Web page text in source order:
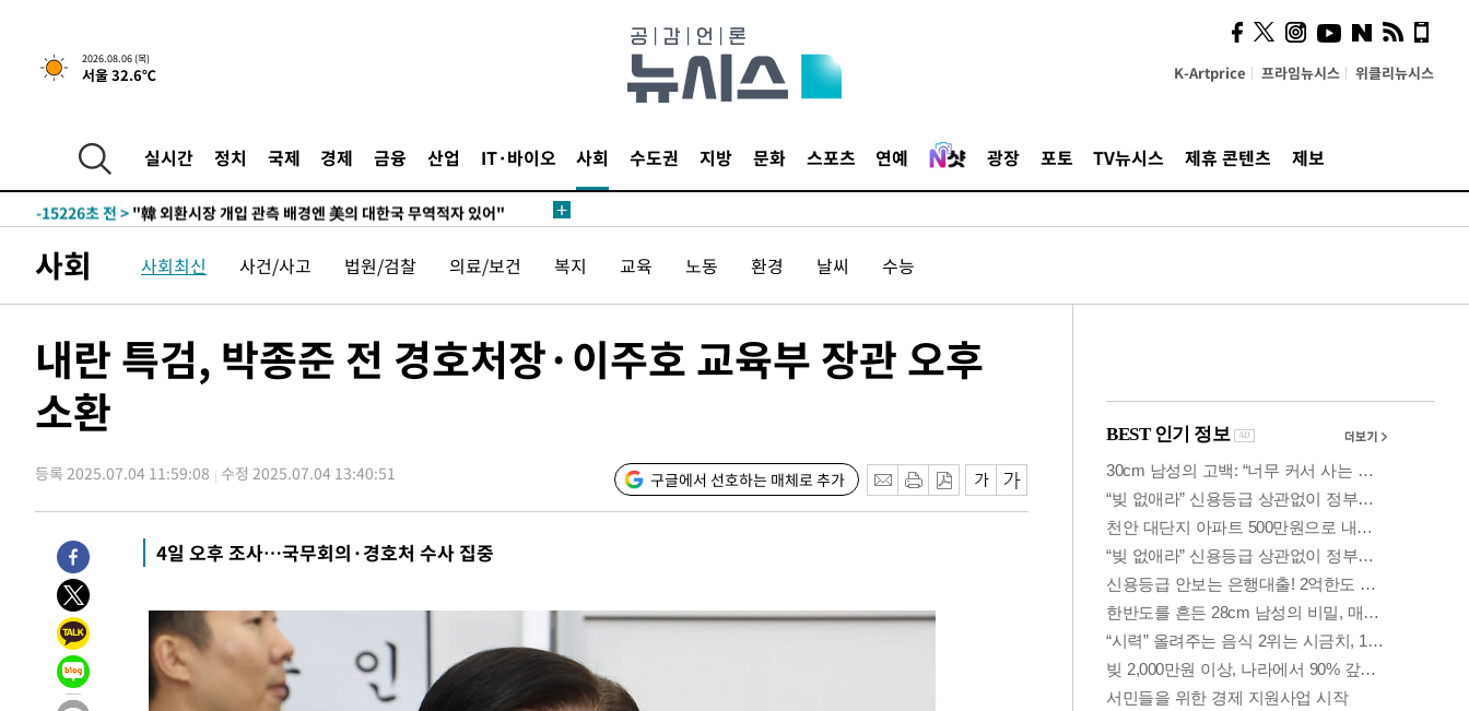
2026.08.06 (목)
서울 32.6℃ K-Artprice 프라임뉴시스 위클리뉴시스
실시간 정치 국제 경제 금융 산업 IT·바이오 사회 수도권 지방 문화 스포츠 연예 광장 포토 TV뉴시스 제휴 콘텐츠 제보
화"
-18373초 전 >日방위성, 北이 동해로 쏜 발사체는 탄도미사일 가능성
-16803초 전 >[속보] SKT, 에이닷 서비스 장애 발생…"원인 파악 중"
-15605초 전 >
'낮 최고 39도' 불볕더위…한밤 열대야도 계속[내일날씨]
-15564초 전 >
-15226초 전 > "韓 외환시장 개입 관측 배경엔 美의 대한국 무역적자 있어"
-14893초 전 >
서울 낮 37.9도, 올여름 최고치 경신…영등포 순간 '40도'
-14455초 전 >[속보]종합특검, 대검 추가 압수수색…내란 중요임무종사 혐의
-10480초 전 >[속보]코스피, 301.88포인트(4.58%) 내린 6296.38 마감
-10345초 전 >
-7944초 전 >
40분 전 >내일까지 39도 '펄펄'…기상청 "태풍 지나며 폭염 잠시 꺾인다"
46분 전 >트럼프, 한국계 진보 주지사 후보 맹공…"공산주의가 최대 위협"
46분 전 >
"美간섭에 합의 지연"…트럼프, '이란 호르무즈 통제권' 수용할까
1시간 전 >
2시간 전 >
[속보]경찰, '홍명보 선임 논란' 대한축구협회·축구회관 등 압수수색
-18645초 전 >
[속보]합참 "北 발사체는 단거리탄도미사일…감시·경계태세 강
화"
-18393초 전 >
日방위성, 北이 동해로 쏜 발사체는 탄도미사일 가능성
-16823초 전 >
[속보] SKT, 에이닷 서비스 장애 발생…"원인 파악 중"
사회 사회최신 사건/사고 법원/검찰 의료/보건 복지 교육 노동 환경 날씨 수능
내란 특검, 박종준 전 경호처장·이주호 교육부 장관 오후
소환
등록 2025.07.04 11:59:08 수정 2025.07.04 13:40:51 구글에서 선호하는 매체로 추가
4일 오후 조사…국무회의·경호처 수사 집중
의견, 국토부·LH에 충실히
전달할 것"